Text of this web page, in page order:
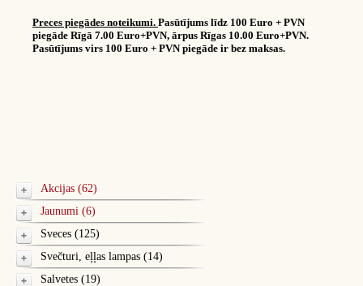
Preces piegādes noteikumi. Pasūtījums līdz 100 Euro + PVN
piegāde Rīgā 7.00 Euro+PVN, ārpus Rīgas 10.00 Euro+PVN.
Pasūtījums virs 100 Euro + PVN piegāde ir bez maksas.
Akcijas (62)
Jaunumi (6)
Sveces (125)
Svečturi, eļļas lampas (14)
Salvetes (19)